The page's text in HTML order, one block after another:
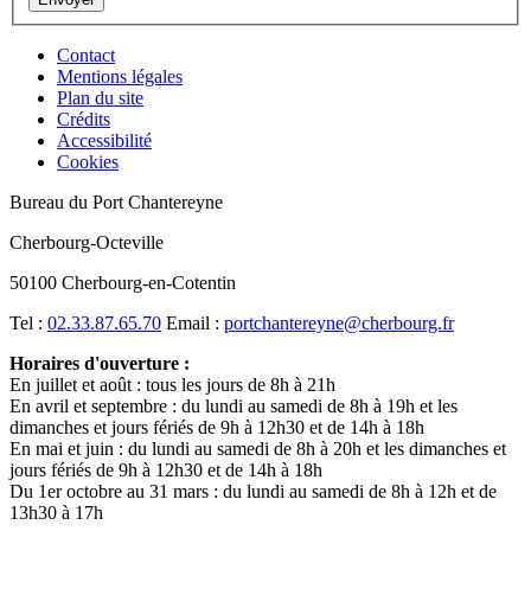
Contact
Mentions légales
Plan du site
Crédits
Accessibilité
Cookies
Bureau du Port Chantereyne
Cherbourg-Octeville
50100 Cherbourg-en-Cotentin
Tel : 02.33.87.65.70 Email : portchantereyne@cherbourg.fr
Horaires d'ouverture :
En juillet et août : tous les jours de 8h à 21h
En avril et septembre : du lundi au samedi de 8h à 19h et les
dimanches et jours fériés de 9h à 12h30 et de 14h à 18h
En mai et juin : du lundi au samedi de 8h à 20h et les dimanches et
jours fériés de 9h à 12h30 et de 14h à 18h
Du 1er octobre au 31 mars : du lundi au samedi de 8h à 12h et de
13h30 à 17h